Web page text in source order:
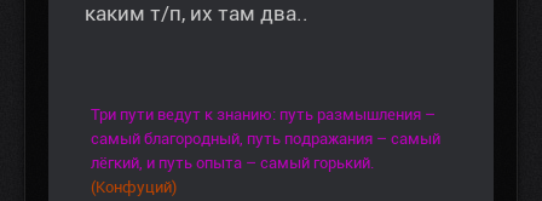
каким т/п, их там два..
Три пути ведут к знанию: путь размышления –
самый благородный, путь подражания – самый
лёгкий, и путь опыта – самый горький.
(Конфуций)